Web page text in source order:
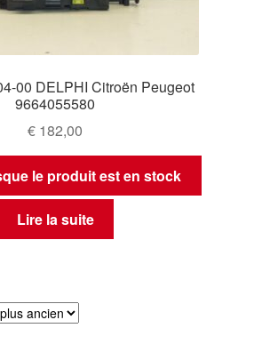
00 DELPHI Citroën Peugeot
9664055580
€ 182,00
le produit est en stock
Lire la suite